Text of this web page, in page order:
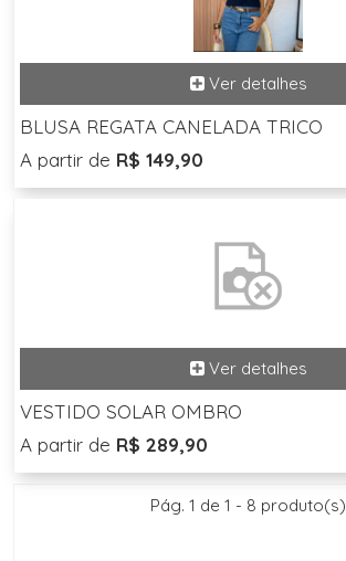
BLUSA REGATA CANELADA TRICO
A partir de R$ 149,90
VESTIDO SOLAR OMBRO
A partir de R$ 289,90
Pág. 1 de 1 - 8 produto(s)